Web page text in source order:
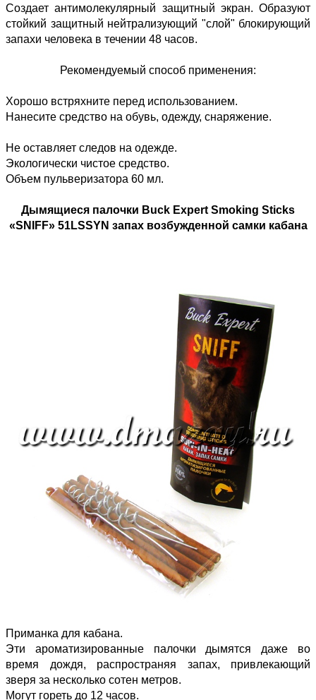
Создает антимолекулярный защитный экран. Образуют
стойкий защитный нейтрализующий "слой" блокирующий
запахи человека в течении 48 часов.
Рекомендуемый способ применения:
Хорошо встряхните перед использованием.
Нанесите средство на обувь, одежду, снаряжение.
Не оставляет следов на одежде.
Экологически чистое средство.
Объем пульверизатора 60 мл.
Дымящиеся палочки Buck Expert Smoking Sticks
«SNIFF» 51LSSYN запах возбужденной самки кабана
Приманка для кабана.
Эти ароматизированные палочки дымятся даже во
время дождя, распространяя запах, привлекающий
зверя за несколько сотен метров.
Могут гореть до 12 часов.